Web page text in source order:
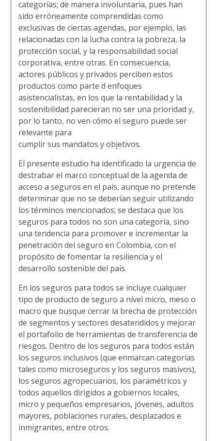
categorías; de manera involuntaria, pues han
sido erróneamente comprendidas como
exclusivas de ciertas agendas, por ejemplo, las
relacionadas con la lucha contra la pobreza, la
protección social, y la responsabilidad social
corporativa, entre otras. En consecuencia,
actores públicos y privados perciben estos
productos como parte d enfoques
asistencialistas, en los que la rentabilidad y la
sostenibilidad parecieran no ser una prioridad y,
por lo tanto, no ven cómo el seguro puede ser
relevante para
cumplir sus mandatos y objetivos.
El presente estudio ha identificado la urgencia de
destrabar el marco conceptual de la agenda de
acceso a seguros en el país, aunque no pretende
determinar que no se deberían seguir utilizando
los términos mencionados; se destaca que los
seguros para todos no son una categoría, sino
una tendencia para promover e incrementar la
penetración del seguro en Colombia, con el
propósito de fomentar la resiliencia y el
desarrollo sostenible del país.
En los seguros para todos se incluye cualquier
tipo de producto de seguro a nivel micro, meso o
macro que busque cerrar la brecha de protección
de segmentos y sectores desatendidos y mejorar
el portafolio de herramientas de transferencia de
riesgos. Dentro de los seguros para todos están
los seguros inclusivos (que enmarcan categorías
tales como microseguros y los seguros masivos),
los seguros agropecuarios, los paramétricos y
todos aquellos dirigidos a gobiernos locales,
micro y pequeños empresarios, jóvenes, adultos
mayores, poblaciones rurales, desplazados e
inmigrantes, entre otros.